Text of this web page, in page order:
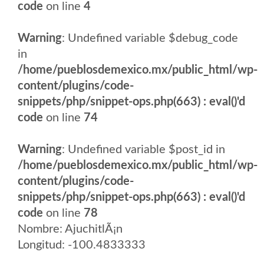
code on line 4
Warning: Undefined variable $debug_code
in
/home/pueblosdemexico.mx/public_html/wp-
content/plugins/code-
snippets/php/snippet-ops.php(663) : eval()'d
code on line 74
Warning: Undefined variable $post_id in
/home/pueblosdemexico.mx/public_html/wp-
content/plugins/code-
snippets/php/snippet-ops.php(663) : eval()'d
code on line 78
Nombre: AjuchitlÃ¡n
Longitud: -100.4833333